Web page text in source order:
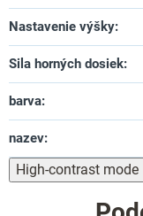
Nastavenie výšky:
Sila horných dosiek:
barva:
nazev:
High-contrast mode